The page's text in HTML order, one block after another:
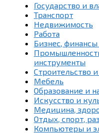
Государство и
Транспорт
Недвижимость
Работа
Бизнес,
инструменты
Строительство
Мебель
Образование и
Искусство и
Медицина,
Отдых, спорт,
Компьютеры и